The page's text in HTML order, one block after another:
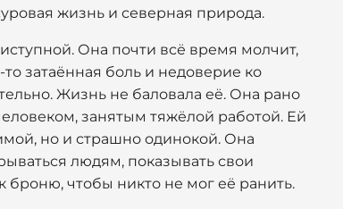
жизнь и северная природа.
Она почти всё время молчит,
то затаённая боль и недоверие ко
Жизнь не баловала её. Она рано
занятым тяжёлой работой. Ей
но и страшно одинокой. Она
людям, показывать свои
броню, чтобы никто не мог её ранить.